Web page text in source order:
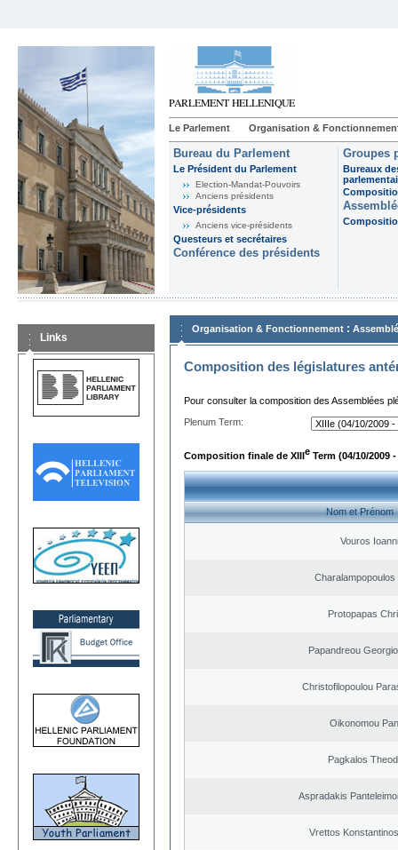
Le Parlement Organisation &
Bureau du Parlement
Le Président du Parlement
Election-Mandat-Pouvoirs
Anciens présidents
Vice-présidents
Anciens vice-présidents
Questeurs et secrétaires
Conférence des présidents
Groupes
Bureaux
Links
Organisation & Fonctionnement :
Composition des législatures
Pour consulter la composition des Assemblées
Plenum Term:
Composition finale de XIIIe Term (04/10/2009 -
Nom et Prénom
Vouros
Charalampopoulos
Protopapas
Papandreou
Christofilopoulou
Oikonomou
Pagkalos
Aspradakis
Vrettos